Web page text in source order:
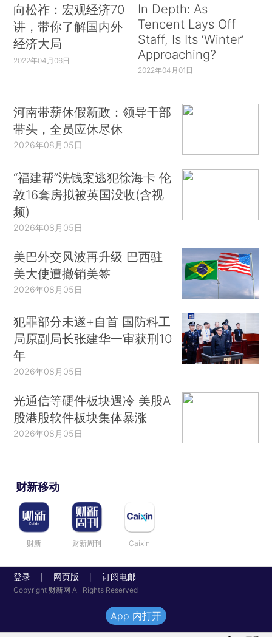
向松祚：宏观经济70
讲，带你了解国内外
经济大局
2022年04月06日
In Depth: As
Tencent Lays Off
Staff, Is Its ‘Winter’
Approaching?
2022年04月01日
河南带薪休假新政：领导干部
带头，全员应休尽休
2026年08月05日
“福建帮”洗钱案逃犯徐海卡 伦
敦16套房拟被英国没收(含视
频)
2026年08月05日
美巴外交风波再升级 巴西驻
美大使遭撤销美签
2026年08月05日
犯罪部分未遂+自首 国防科工
局原副局长张建华一审获刑10
年
2026年08月05日
光通信等硬件板块遇冷 美股A
股港股软件板块集体暴涨
2026年08月05日
财新移动
财新 财新周刊 Caixin
登录 网页版 订阅电邮
Copyright 财新网 All Rights Reserved
App 内打开